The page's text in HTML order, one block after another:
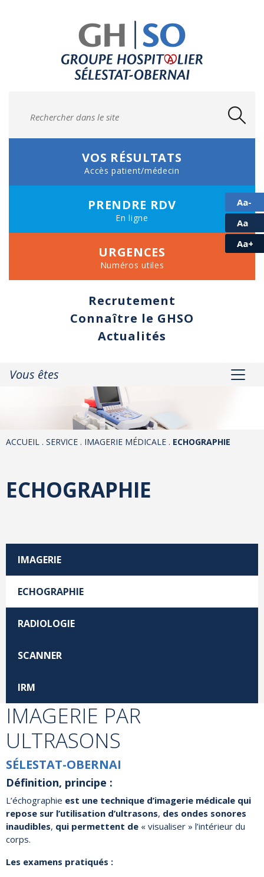
Aa-
Aa
Aa+
VOS RÉSULTATS
Accès patient/médecin
PRENDRE RDV
En ligne
URGENCES
Numéros utiles
Recrutement
Connaître le GHSO
Actualités
Vous êtes
ACCUEIL . SERVICE . IMAGERIE MÉDICALE . ECHOGRAPHIE
ECHOGRAPHIE
IMAGERIE
ECHOGRAPHIE
RADIOLOGIE
SCANNER
IRM
IMAGERIE PAR
ULTRASONS
SÉLESTAT-OBERNAI
Définition, principe :
L’échographie est une technique d’imagerie médicale qui
repose sur l’utilisation d’ultrasons, des ondes sonores
inaudibles, qui permettent de « visualiser » l’intérieur du
corps.
Les examens pratiqués :